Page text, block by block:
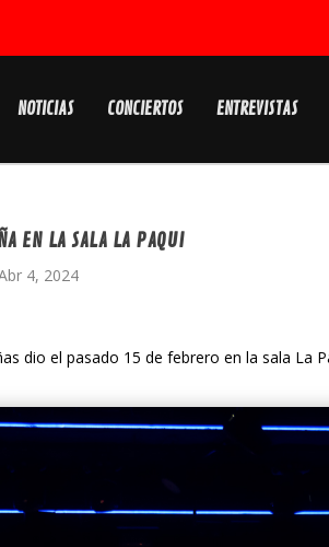
NOTICIAS CONCIERTOS ENTREVISTAS
EN LA SALA LA PAQUI
4, 2024
dio el pasado 15 de febrero en la sala La